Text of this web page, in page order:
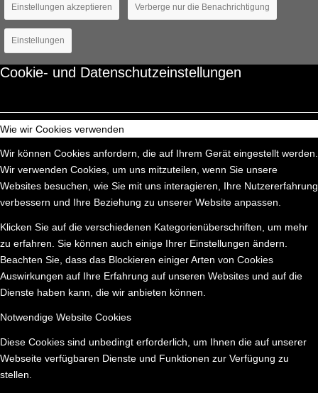
Einstellungen akzeptieren Verberge nur die Benachrichtigung
Einstellungen
Cookie- und Datenschutzeinstellungen
Wie wir Cookies verwenden
Wir können Cookies anfordern, die auf Ihrem Gerät eingestellt werden.
Wir verwenden Cookies, um uns mitzuteilen, wenn Sie unsere
Websites besuchen, wie Sie mit uns interagieren, Ihre Nutzererfahrung
verbessern und Ihre Beziehung zu unserer Website anpassen.
Klicken Sie auf die verschiedenen Kategorienüberschriften, um mehr
zu erfahren. Sie können auch einige Ihrer Einstellungen ändern.
Beachten Sie, dass das Blockieren einiger Arten von Cookies
Auswirkungen auf Ihre Erfahrung auf unseren Websites und auf die
Dienste haben kann, die wir anbieten können.
Notwendige Website Cookies
Diese Cookies sind unbedingt erforderlich, um Ihnen die auf unserer
Webseite verfügbaren Dienste und Funktionen zur Verfügung zu
stellen.